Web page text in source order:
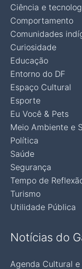
Ciência e
Comportamento
Comunidades
Curiosidade
Educação
Entorno do DF
Espaço Cultural
Esporte
Eu Você & Pets
Meio Ambiente e
Política
Saúde
Segurança
Tempo de
Turismo
Utilidade Pública
Notícias do
Agenda Cultural